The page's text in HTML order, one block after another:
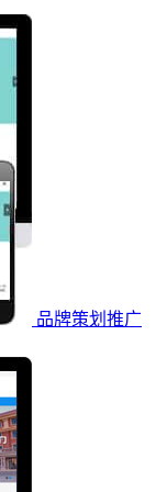
品牌策划推广